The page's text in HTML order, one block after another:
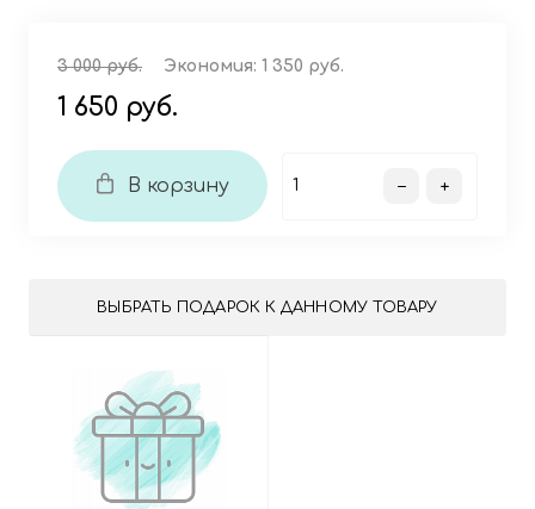
3 000 руб. Экономия: 1 350 руб.
1 650 руб.
В корзину
ВЫБРАТЬ ПОДАРОК К ДАННОМУ ТОВАРУ